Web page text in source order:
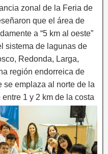
zonal de la Feria de
que el área de
a “5 km al oeste”
sistema de lagunas de
Redonda, Larga,
región endorreica de
se emplaza al norte de la
1 y 2 km de la costa